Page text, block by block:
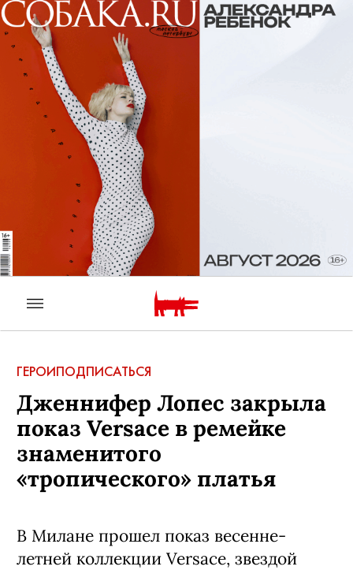
ГЕРОИПОДПИСАТЬСЯ
Дженнифер Лопес закрыла
показ Versace в ремейке
знаменитого
«тропического» платья
В Милане прошел показ весенне-
летней коллекции Versace, звездой